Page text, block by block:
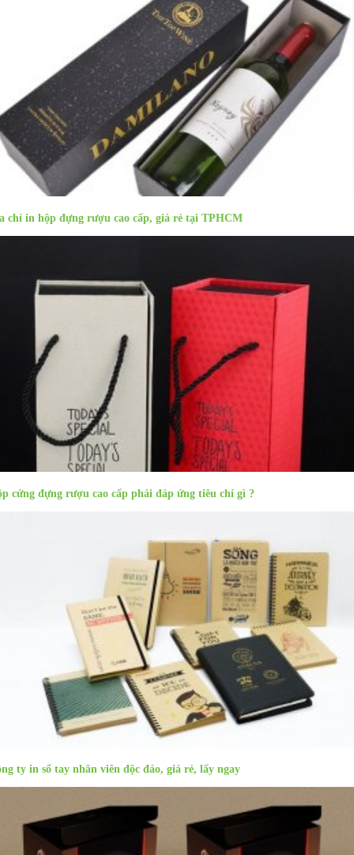
chỉ in hộp đựng rượu cao cấp, giá rẻ tại TPHCM
cứng đựng rượu cao cấp phải đáp ứng tiêu chí gì ?
ty in sổ tay nhân viên độc đáo, giá rẻ, lấy ngay